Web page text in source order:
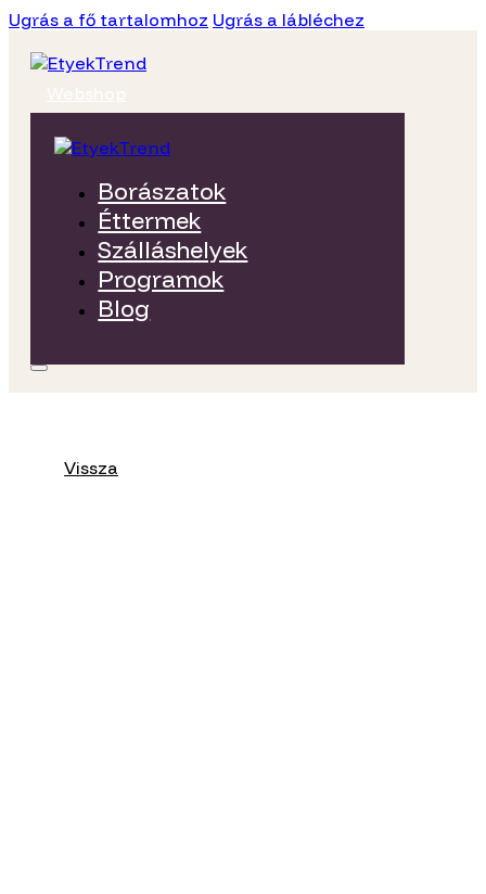
Ugrás a fő tartalomhoz Ugrás a lábléchez
Borászatok
Éttermek
Szálláshelyek
Programok
Blog
Vissza